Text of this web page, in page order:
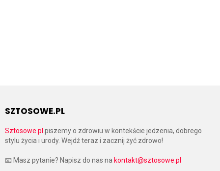
SZTOSOWE.PL
Sztosowe.pl piszemy o zdrowiu w kontekście jedzenia, dobrego
stylu życia i urody. Wejdź teraz i zacznij żyć zdrowo!
📧 Masz pytanie? Napisz do nas na kontakt@sztosowe.pl